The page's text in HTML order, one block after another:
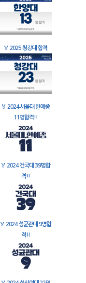
🏅 2025 청강대 합격
🏅 2024 서울대 한예종
11명합격!!
🏅 2024 건국대 39명합
격!!
🏅 2024 성균관대 9명합
격!!